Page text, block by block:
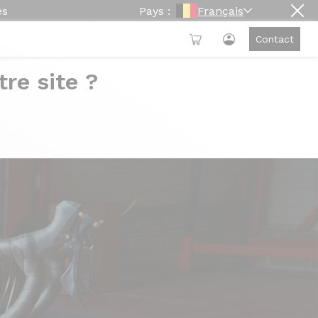
Pays : Français
Contact
site ?